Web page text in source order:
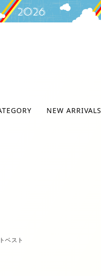
NEW ARRIVALS
ベスト